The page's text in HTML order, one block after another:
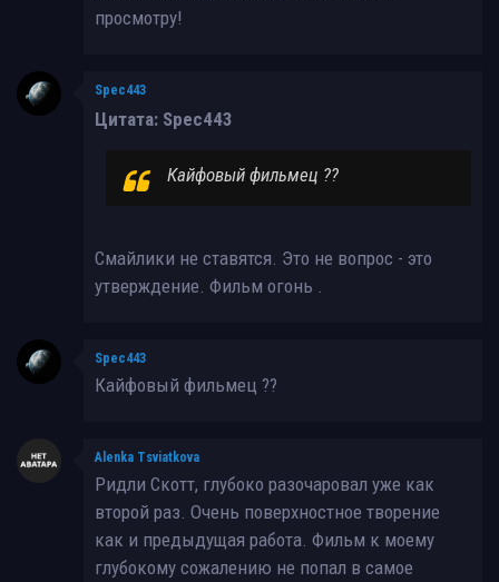
просмотру!
Spec443
Цитата: Spec443
Кайфовый фильмец ??
Смайлики не ставятся. Это не вопрос - это
утверждение. Фильм огонь .
Spec443
Кайфовый фильмец ??
Alenka Tsviatkova
Ридли Скотт, глубоко разочаровал уже как
второй раз. Очень поверхностное творение
как и предыдущая работа. Фильм к моему
глубокому сожалению не попал в самое